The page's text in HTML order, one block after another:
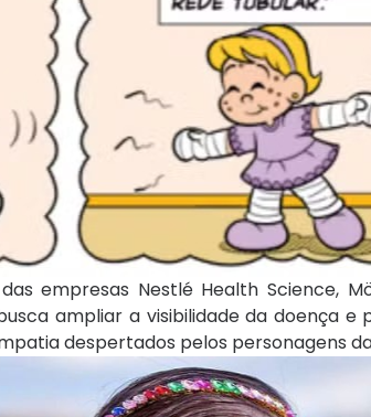
empresas Nestlé Health Science,
ampliar a visibilidade da doença
despertados pelos personagens